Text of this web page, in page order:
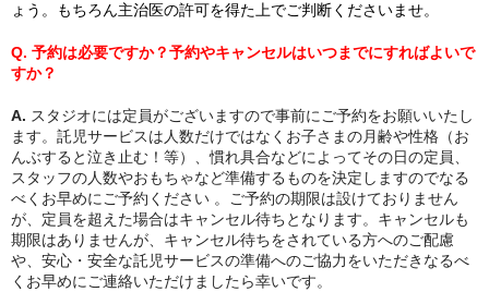
ょう。もちろん主治医の許可を得た上でご判断くださいませ。
Q. 予約は必要ですか？予約やキャンセルはいつまでにすればよいで
すか？
A. スタジオには定員がございますので事前にご予約をお願いいたし
ます。託児サービスは人数だけではなくお子さまの月齢や性格（お
んぶすると泣き止む！等）、慣れ具合などによってその日の定員、
スタッフの人数やおもちゃなど準備するものを決定しますのでなる
べくお早めにご予約ください 。ご予約の期限は設けておりません
が、定員を超えた場合はキャンセル待ちとなります。キャンセルも
期限はありませんが、キャンセル待ちをされている方へのご配慮
や、安心・安全な託児サービスの準備へのご協力をいただきなるべ
くお早めにご連絡いただけましたら幸いです。